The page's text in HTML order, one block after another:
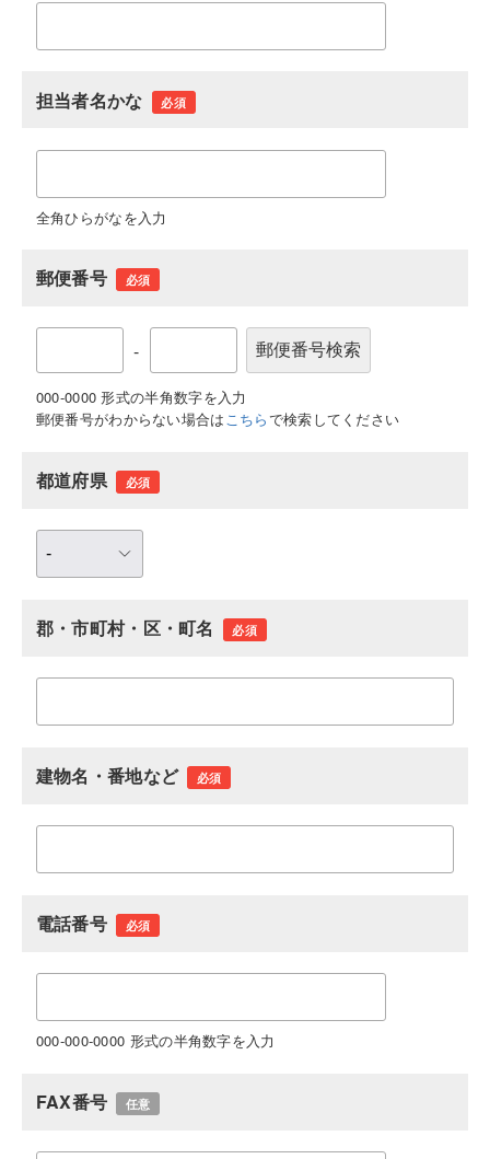
担当者名かな 必須
全角ひらがなを入力
郵便番号 必須
-
000-0000 形式の半角数字を入力
郵便番号がわからない場合はこちらで検索してください
都道府県 必須
郡・市町村・区・町名 必須
建物名・番地など 必須
電話番号 必須
000-000-0000 形式の半角数字を入力
FAX番号 任意